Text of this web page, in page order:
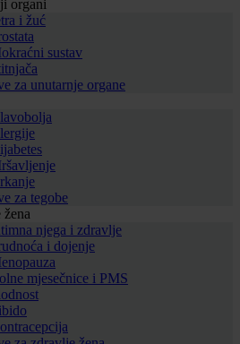
organi
i žuć
sustav
za unutarnje organe
za tegobe
njega i zdravlje
i dojenje
mjesečnice i PMS